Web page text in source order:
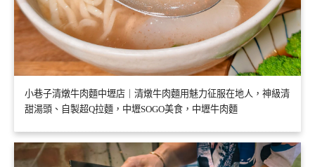
小巷子清燉牛肉麵中壢店｜清燉牛肉麵用魅力征服在地人，神級清
甜湯頭、自製超Q拉麵，中壢SOGO美食，中壢牛肉麵